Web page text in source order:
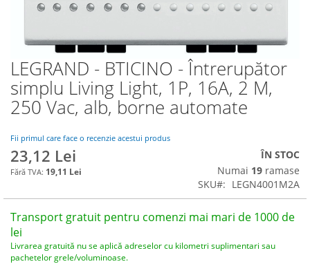
LEGRAND - BTICINO - Întrerupător
simplu Living Light, 1P, 16A, 2 M,
250 Vac, alb, borne automate
Fii primul care face o recenzie acestui produs
23,12 Lei
19,11 Lei
ÎN STOC
Numai 19 ramase
SKU
LEGN4001M2A
Transport gratuit pentru comenzi mai mari de 1000 de
lei
Livrarea gratuită nu se aplică adreselor cu kilometri suplimentari sau
pachetelor grele/voluminoase.
Skip
to
the
beginning
the
images
gallery